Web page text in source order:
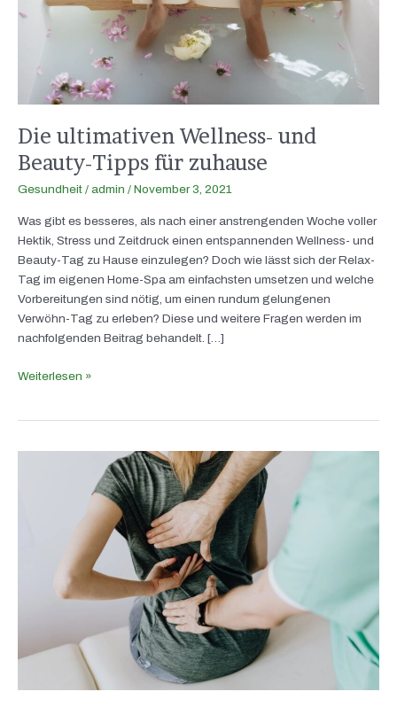
Die ultimativen Wellness- und
Beauty-Tipps für zuhause
Gesundheit / admin / November 3, 2021
Was gibt es besseres, als nach einer anstrengenden Woche voller
Hektik, Stress und Zeitdruck einen entspannenden Wellness- und
Beauty-Tag zu Hause einzulegen? Doch wie lässt sich der Relax-
Tag im eigenen Home-Spa am einfachsten umsetzen und welche
Vorbereitungen sind nötig, um einen rundum gelungenen
Verwöhn-Tag zu erleben? Diese und weitere Fragen werden im
nachfolgenden Beitrag behandelt. […]
zuhause
Weiterlesen »
Weiterbildungen
Osteopathie